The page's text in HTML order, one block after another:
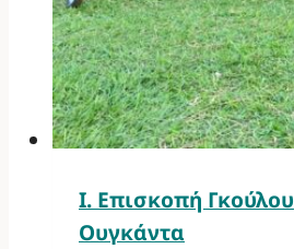
Ι. Επισκοπή Γκούλου
Ουγκάντα